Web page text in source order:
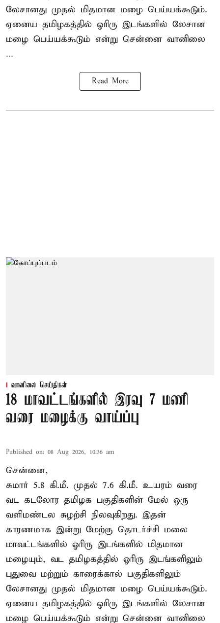
லேசானது முதல் மிதமான மழை பெய்யக்கூடும்.
ஏனைய தமிழகத்தில் ஓரிரு இடங்களில் லேசான
மழை பெய்யக்கூடும் என்று சென்னை வானிலை
...
Read More
வானிலை செய்திகள்
18 மாவட்டங்களில் இரவு 7 மணி
வரை மழைக்கு வாய்ப்பு
Published on: 08 Aug 2026, 10:36 am
சென்னை,
சுமார் 5.8 கி.மீ. முதல் 7.6 கி.மீ. உயரம் வரை
வட கடலோர தமிழக பகுதிகளின் மேல் ஒரு
வளிமண்டல சுழற்சி நிலவுகிறது. இதன்
காரணமாக இன்று மேற்கு தொடர்ச்சி மலை
மாவட்டங்களில் ஓரிரு இடங்களில் மிதமான
மழையும், வட தமிழகத்தில் ஓரிரு இடங்களிலும்
புதுவை மற்றும் காரைக்கால் பகுதிகளிலும்
லேசானது முதல் மிதமான மழை பெய்யக்கூடும்.
ஏனைய தமிழகத்தில் ஓரிரு இடங்களில் லேசான
மழை பெய்யக்கூடும் என்று சென்னை வானிலை